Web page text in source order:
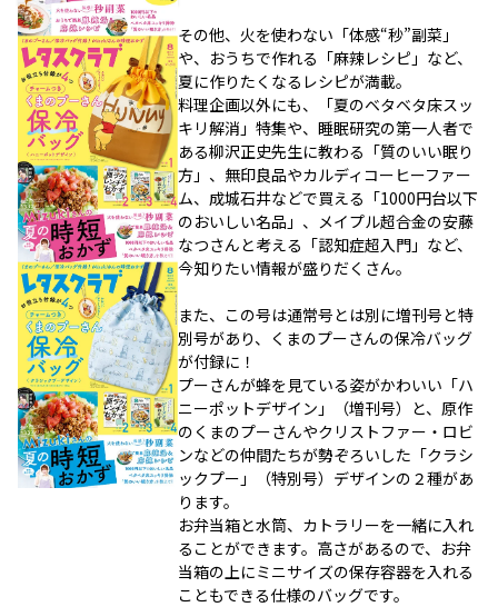
その他、火を使わない「体感“秒”副菜」
や、おうちで作れる「麻辣レシピ」など、
夏に作りたくなるレシピが満載。
料理企画以外にも、「夏のベタベタ床スッ
キリ解消」特集や、睡眠研究の第一人者で
ある柳沢正史先生に教わる「質のいい眠り
方」、無印良品やカルディコーヒーファー
ム、成城石井などで買える「1000円台以下
のおいしい名品」、メイプル超合金の安藤
なつさんと考える「認知症超入門」など、
今知りたい情報が盛りだくさん。
また、この号は通常号とは別に増刊号と特
別号があり、くまのプーさんの保冷バッグ
が付録に！
プーさんが蜂を見ている姿がかわいい「ハ
ニーポットデザイン」（増刊号）と、原作
のくまのプーさんやクリストファー・ロビ
ンなどの仲間たちが勢ぞろいした「クラシ
ックプー」（特別号）デザインの２種があ
ります。
お弁当箱と水筒、カトラリーを一緒に入れ
ることができます。高さがあるので、お弁
当箱の上にミニサイズの保存容器を入れる
こともできる仕様のバッグです。